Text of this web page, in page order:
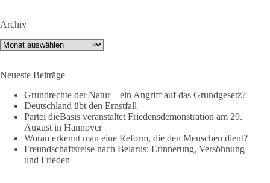
si=2b_C6GgNY9EB-rXw
❤️ Wir freuen uns über deine Unterstützung:
https://diebasis.de/spenden/
#dieBasis #frieden #russandistnichtunserFeind #friedenspartei
377 168
Archiv
Archiv
Neueste Beiträge
Grundrechte der Natur – ein Angriff auf das Grundgesetz?
Deutschland übt den Ernstfall
Partei dieBasis veranstaltet Friedensdemonstration am 29.
August in Hannover
Woran erkennt man eine Reform, die den Menschen dient?
Freundschaftsreise nach Belarus: Erinnerung, Versöhnung
und Frieden